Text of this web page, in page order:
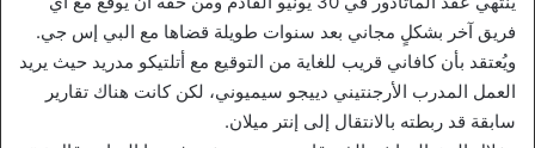
فريق آخر بشكلٍ مجاني بعد سنوات طويلة قضاها مع البي إس جي.
ويُعتقد بأن كافاني قريب للغاية من التوقيع مع أتلتيكو مدريد حيث يريد
العمل المدرب الأرجنتيني دييجو سيميوني، لكن كانت هناك تقارير
سابقة قد ربطته بالانتقال إلى إنتر ميلان.